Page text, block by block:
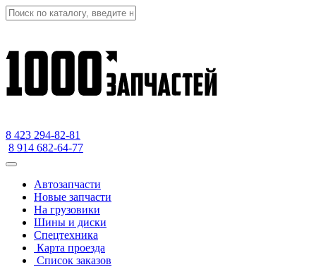
8 423 294-82-81
8 914 682-64-77
Автозапчасти
Новые запчасти
На грузовики
Шины и диски
Спецтехника
Карта проезда
Список заказов